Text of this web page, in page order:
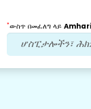
*ውስጥ በመፈለግ ላይ